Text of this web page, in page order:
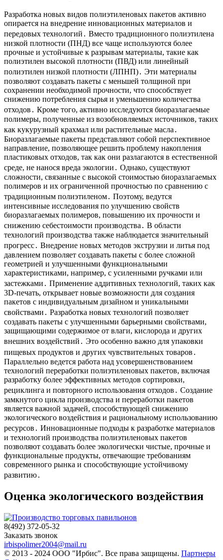
Разработка новых видов полиэтиленовых пакетов активно
опирается на внедрение инновационных материалов и
передовых технологий․ Вместо традиционного полиэтилена
низкой плотности (ПНД) все чаще используются более
прочные и устойчивые к разрывам материалы, такие как
полиэтилен высокой плотности (ПВД) или линейный
полиэтилен низкой плотности (ЛПНП)․ Эти материалы
позволяют создавать пакеты с меньшей толщиной при
сохранении необходимой прочности, что способствует
снижению потребления сырья и уменьшению количества
отходов․ Кроме того, активно исследуются биоразлагаемые
полимеры, полученные из возобновляемых источников, таких
как кукурузный крахмал или растительные масла․
Биоразлагаемые пакеты представляют собой перспективное
направление, позволяющее решить проблему накопления
пластиковых отходов, так как они разлагаются в естественной
среде, не нанося вреда экологии․ Однако, существуют
сложности, связанные с высокой стоимостью биоразлагаемых
полимеров и их ограниченной прочностью по сравнению с
традиционным полиэтиленом․ Поэтому, ведутся
интенсивные исследования по улучшению свойств
биоразлагаемых полимеров, повышению их прочности и
снижению себестоимости производства․ В области
технологий производства также наблюдается значительный
прогресс․ Внедрение новых методов экструзии и литья под
давлением позволяет создавать пакеты с более сложной
геометрией и улучшенными функциональными
характеристиками, например, с усиленными ручками или
застежками․ Применение аддитивных технологий, таких как
3D-печать, открывает новые возможности для создания
пакетов с индивидуальным дизайном и уникальными
свойствами․ Разработка новых технологий позволяет
создавать пакеты с улучшенными барьерными свойствами,
защищающими содержимое от влаги, кислорода и других
внешних воздействий․ Это особенно важно для упаковки
пищевых продуктов и других чувствительных товаров․
Параллельно ведется работа над усовершенствованием
технологий переработки полиэтиленовых пакетов, включая
разработку более эффективных методов сортировки,
рециклинга и повторного использования отходов․ Создание
замкнутого цикла производства и переработки пакетов
является важной задачей, способствующей снижению
экологического воздействия и рациональному использованию
ресурсов․ Инновационные подходы к разработке материалов
и технологий производства полиэтиленовых пакетов
позволяют создавать более экологически чистые, прочные и
функциональные продукты, отвечающие требованиям
современного рынка и способствующие устойчивому
развитию․
Оценка экологического воздействия
8(492) 372-05-32
Заказать звонок
irbispolimer2004@mail.ru
© 2013 - 2024 ООО "Ирбис". Все права защищены. Партнеры